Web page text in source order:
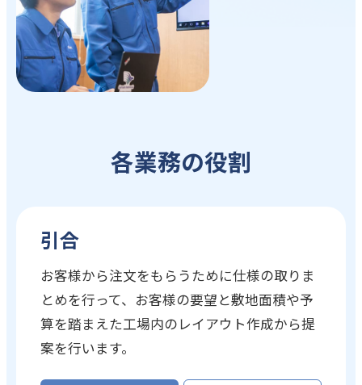
各業務の役割
引合
お客様から注文をもらうために仕様の取りま
とめを行って、お客様の要望と敷地面積や予
算を踏まえた工場内のレイアウト作成から提
案を行います。